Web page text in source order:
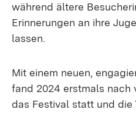
während ältere
Erinnerungen an ihre
lassen.
Mit einem neuen,
fand 2024 erstmals nach
das Festival statt und die